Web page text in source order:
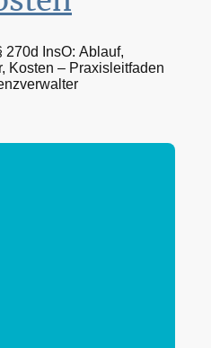
270d InsO: Ablauf,
Kosten – Praxisleitfaden